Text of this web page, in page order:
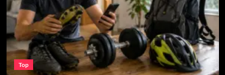
Top